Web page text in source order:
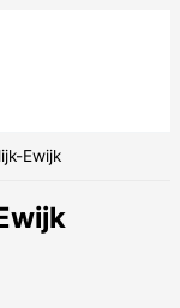
Ewijk